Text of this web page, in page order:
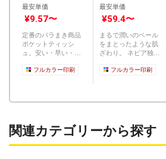
最安単価
¥9.57〜
定番のバラまき商品
ポケットティッシ
ュ。安い・早い・き
こそ満...
フルカラー印刷
最安単価
¥59.4〜
まるで潤いのベール
をまとったような肌
ざわり。 ネピア独自
と「...フルカラー印刷
関連カテゴリーから探す